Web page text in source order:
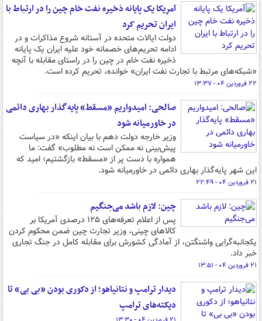
آمریکا یک پایانه ذخیره نفت خام چین را در ارتباط با
ایران تحریم کرد
دولت ایالات متحده در آستانه شروع مذاکرات و در
ادامه تحریم‌های خصمانه خود علیه ایران یک پایانه
ذخیره نفت خام در چین را در راستای مقابله با آنچه
«شبکه‌های مرتبط با تجارت نفت ایران» خوانده، تحریم کرده است.
۲۲ فروردین ۰۴ - ۱۳:۳۷
صالحی: امیدواریم «مسقط» پایه‌گذار بهاری دائمی
در خاورمیانه شود
وزیر خارجه دولت دهم با بیان اینکه «در سیاست
پیش‌بینی نه ممکن است نه مطلوب» گفت: ما
همواره با دست پر از «مسقط» بازگشتیم؛ امید که
این شهر پایه‌گذار بهاری دائمی در خاورمیانه شود.
۲۱ فروردین ۰۴ - ۲۲:۴۹
چین: لازم باشد می‌جنگیم
پس از اعلام تعرفه‌های ۱۲۵ درصدی آمریکا بر
کالاهای چینی، وزیر تجارت چین ضمن محکوم کردن
یکجانبه‌گرایی واشنگتن، از آمادگی کشورش برای مقابله کامل در جنگ تجاری
خبر داد.
۲۱ فروردین ۰۴ - ۱۳:۵۱
دیدار ترامپ و نتانیاهو؛ از دکوری بودن «بی بی» تا
دیکته‌های ترامپ